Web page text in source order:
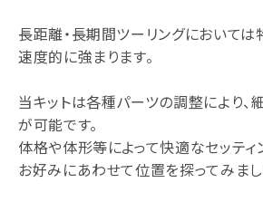
長距離・長期間ツーリングにおいて
速度的に強まります。
当キットは各種パーツの調整により、
が可能です。
体格や体形等によって快適なセッティ
お好みにあわせて位置を探ってみまし